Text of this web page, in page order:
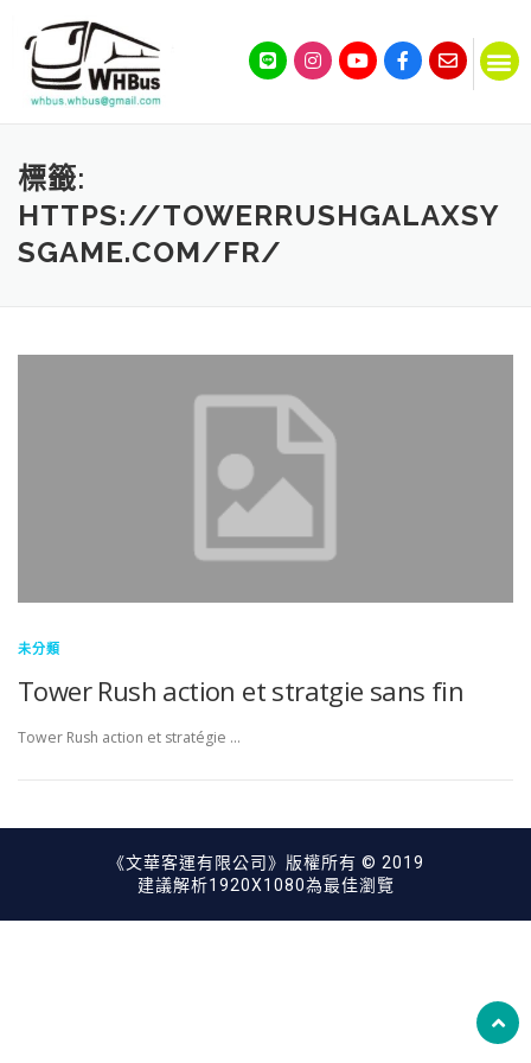
標籤:
HTTPS://TOWERRUSHGALAXSY
SGAME.COM/FR/
未分類
Tower Rush action et stratgie sans fin
Tower Rush action et stratégie …
《文華客運有限公司》版權所有 © 2019
建議解析1920X1080為最佳瀏覽